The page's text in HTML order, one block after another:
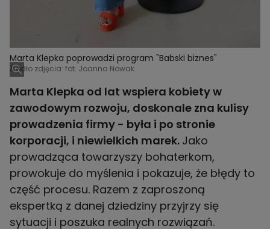
Marta Klepka poprowadzi program "Babski biznes"
Źródło zdjęcia: fot. Joanna Nowak
Marta Klepka od lat wspiera kobiety w
zawodowym rozwoju, doskonale zna kulisy
prowadzenia firmy - była i po stronie
korporacji, i niewielkich marek. Jako
prowadząca towarzyszy bohaterkom,
prowokuje do myślenia i pokazuje, że błędy to
część procesu. Razem z zaproszoną
ekspertką z danej dziedziny przyjrzy się
sytuacji i poszuka realnych rozwiązań.